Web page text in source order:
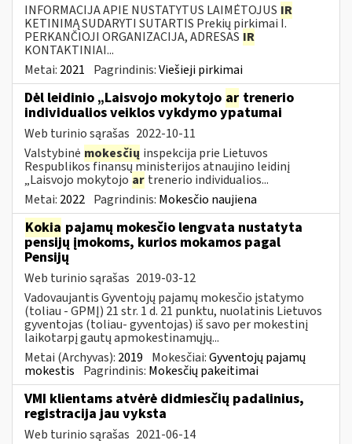
INFORMACIJA APIE NUSTATYTUS LAIMĖTOJUS IR
KETINIMĄ SUDARYTI SUTARTIS Prekių pirkimai I.
PERKANČIOJI ORGANIZACIJA, ADRESAS IR
KONTAKTINIAI...
Metai: 2021 Pagrindinis:Viešieji pirkimai
Dėl leidinio „Laisvojo mokytojo ar trenerio
individualios veiklos vykdymo ypatumai
Web turinio sąrašas 2022-10-11
Valstybinė mokesčių inspekcija prie Lietuvos
Respublikos finansų ministerijos atnaujino leidinį
„Laisvojo mokytojo ar trenerio individualios...
Metai: 2022 Pagrindinis: Mokesčio naujiena
Kokia pajamų mokesčio lengvata nustatyta
pensijų įmokoms, kurios mokamos pagal
Pensijų
Web turinio sąrašas 2019-03-12
Vadovaujantis Gyventojų pajamų mokesčio įstatymo
(toliau - GPMĮ) 21 str. 1 d. 21 punktu, nuolatinis Lietuvos
gyventojas (toliau- gyventojas) iš savo per mokestinį
laikotarpį gautų apmokestinamųjų...
Metai (Archyvas): 2019 Mokesčiai:Gyventojų pajamų
mokestis Pagrindinis: Mokesčių pakeitimai
VMI klientams atvėrė didmiesčių padalinius,
registracija jau vyksta
Web turinio sąrašas 2021-06-14